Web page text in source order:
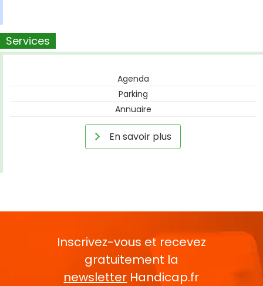
Services
Agenda
Parking
Annuaire
En savoir plus
Inscrivez-vous et recevez
gratuitement la
newsletter Handicap.fr